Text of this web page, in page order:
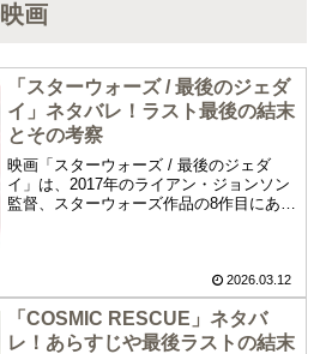
画
「スターウォーズ / 最後のジェダ
イ」ネタバレ！ラスト最後の結末
とその考察
映画「スターウォーズ / 最後のジェダ
イ」は、2017年のライアン・ジョンソン
監督、スターウォーズ作品の8作目にあた
ます。以下、重大なネタバレや個人的な
考察を含みますので、まだ鑑賞していな
い方はご注意ください。
2026.03.12
「COSMIC RESCUE」ネタバ
レ！あらすじや最後ラストの結末